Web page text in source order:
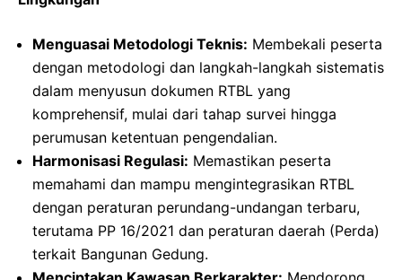
Menguasai Metodologi Teknis: Membekali peserta
dengan metodologi dan langkah-langkah sistematis
dalam menyusun dokumen RTBL yang
komprehensif, mulai dari tahap survei hingga
perumusan ketentuan pengendalian.
Harmonisasi Regulasi: Memastikan peserta
memahami dan mampu mengintegrasikan RTBL
dengan peraturan perundang-undangan terbaru,
terutama PP 16/2021 dan peraturan daerah (Perda)
terkait Bangunan Gedung.